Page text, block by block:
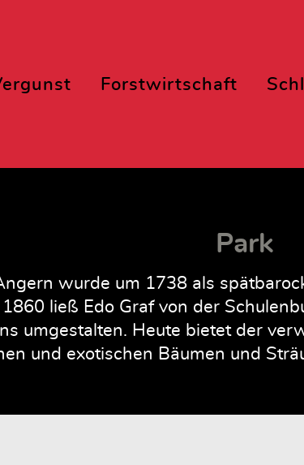
Forstwirtschaft
Park
wurde um 1738 als
ließ Edo Graf von der
umgestalten. Heute bietet der
und exotischen Bäumen und